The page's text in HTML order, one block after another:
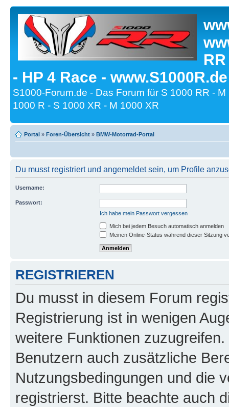
- HP 4 Race -
S1000-Forum.de - Das Forum für S 1000 RR -
1000 R - S 1000 XR - M 1000 XR
Portal » Foren-Übersicht » BMW-Motorrad-Portal
Du musst registriert und angemeldet sein, um Profile
Username:
Passwort:
Ich habe mein Passwort vergessen
Mich bei jedem Besuch automatisch anmelden
Meinen Online-Status während dieser Sitzung
REGISTRIEREN
Du musst in diesem Forum
Registrierung ist in wenigen
weitere Funktionen
Benutzern auch zusätzliche
Nutzungsbedingungen und die
registrierst. Bitte beachte auch